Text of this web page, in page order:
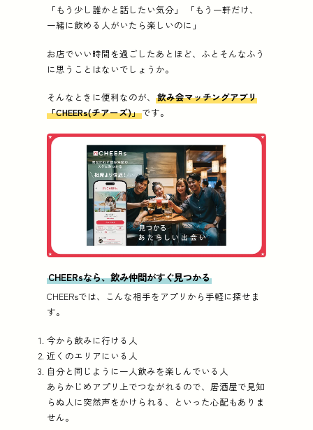
「もう少し誰かと話したい気分」 「もう一軒だけ、
一緒に飲める人がいたら楽しいのに」
お店でいい時間を過ごしたあとほど、ふとそんなふう
に思うことはないでしょうか。
そんなときに便利なのが、飲み会マッチングアプリ
「CHEERs(チアーズ)」です。
CHEERsなら、飲み仲間がすぐ見つかる
CHEERsでは、こんな相手をアプリから手軽に探せま
す。
今から飲みに行ける人
近くのエリアにいる人
自分と同じように一人飲みを楽しんでいる人
あらかじめアプリ上でつながれるので、居酒屋で見知
らぬ人に突然声をかけられる、といった心配もありま
せん。